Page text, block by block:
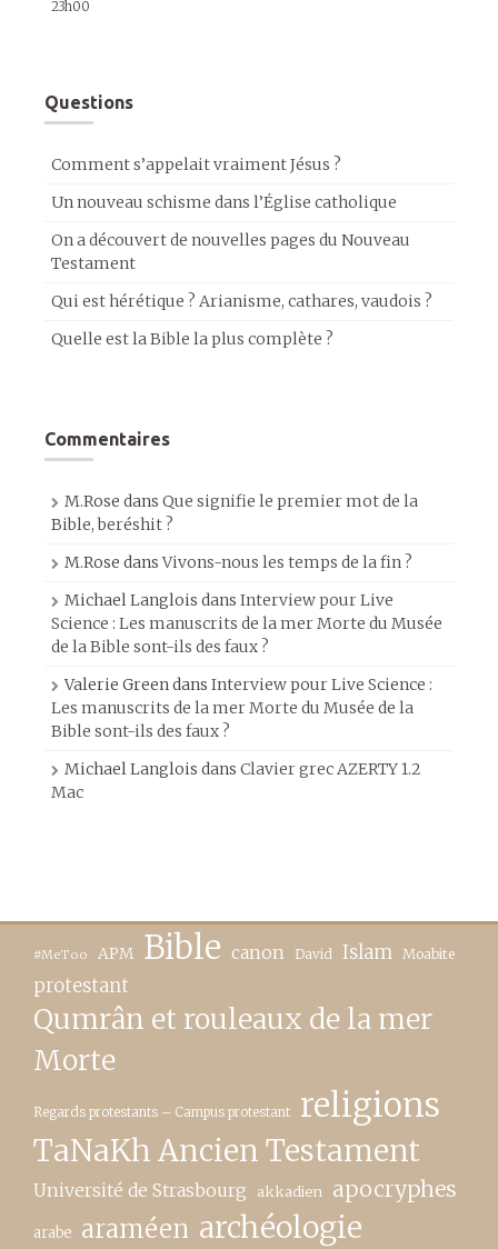
23h00
Questions
Comment s’appelait vraiment Jésus ?
Un nouveau schisme dans l’Église catholique
On a découvert de nouvelles pages du Nouveau
Testament
Qui est hérétique ? Arianisme, cathares, vaudois ?
Quelle est la Bible la plus complète ?
Commentaires
M.Rose dans Que signifie le premier mot de la
Bible, beréshit ?
M.Rose dansVivons-nous les temps de la fin ?
Michael Langlois dans Interview pour Live
Science : Les manuscrits de la mer Morte du Musée
de la Bible sont-ils des faux ?
Valerie Greendans Interview pour Live Science :
Les manuscrits de la mer Morte du Musée de la
Bible sont-ils des faux ?
Michael Langlois dans Clavier grec AZERTY 1.2
Mac
#MeToo APM Bible canon David Islam Moabite
protestant
Qumrân et rouleaux de la mer
Morte
Regards protestants – Campus protestant religions
TaNaKh Ancien Testament
Université de Strasbourg akkadien apocryphes
arabe araméen archéologie